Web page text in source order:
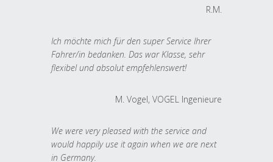
R.M.
Ich möchte mich für den super Service Ihrer
Fahrer/in bedanken. Das war Klasse, sehr
flexibel und absolut empfehlenswert!
M. Vogel, VOGEL Ingenieure
We were very pleased with the service and
would happily use it again when we are next
in Germany.